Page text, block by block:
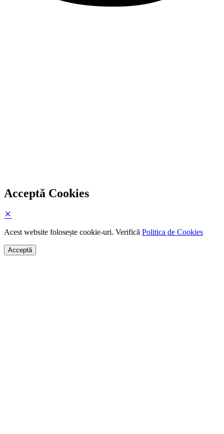
Acceptă Cookies
Acest website folosește cookie-uri. Verifică Politica de Cookies
Acceptă